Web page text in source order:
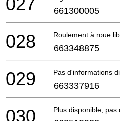
661300005
Roulement à roue
028 663348875
Pas d'informations
029 663337916
Plus disponible, pas
030